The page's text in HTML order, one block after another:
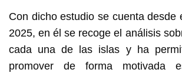
Con dicho estudio se cuenta desde
2025, en él se recoge el análisis
cada una de las islas y ha
promover de forma motivada